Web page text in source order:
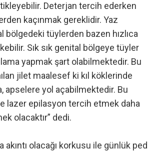
Deterjan tercih ederken
kaçınmak gereklidir. Yaz
bölgedeki tüylerden bazen hızlıca
Sık sık genital bölgeye tüyler
yapmak şart olabilmektedir. Bu
jilet maalesef ki kıl köklerinde
apselere yol açabilmektedir. Bu
lazer epilasyon tercih etmek daha
olacaktır” dedi.
akıntı olacağı korkusu ile günlük ped